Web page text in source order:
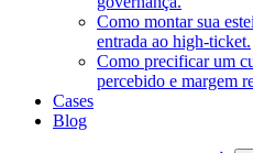
Como montar sua
entrada ao high-ticket.
Como precificar um
percebido e margem
Cases
Blog